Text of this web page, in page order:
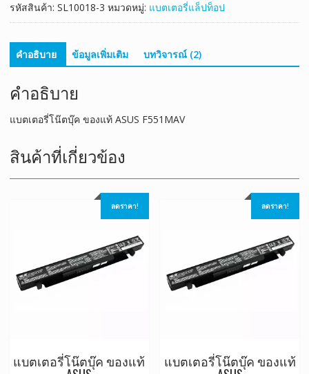
รหัสสินค้า: SL10018-3 หมวดหมู่: แบตเตอรี่แล็ปท็อป
คำอธิบาย ข้อมูลเพิ่มเติม บทวิจารณ์ (2)
คำอธิบาย
แบตเตอรี่โน๊ตบุ๊ค ของแท้ ASUS F551MAV
สินค้าที่เกี่ยวข้อง
ลดราคา!
แบตเตอรี่โน๊ตบุ๊ค ของแท้
ลดราคา!
แบตเตอรี่โน๊ตบุ๊ค ของแท้